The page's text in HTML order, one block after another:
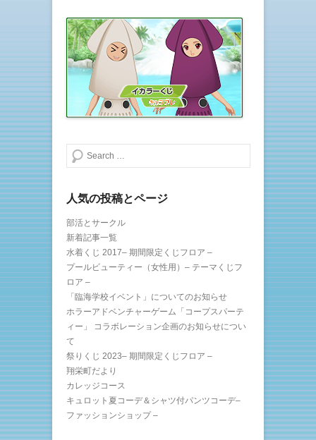
ン
ド
ウ
で
開
き
ま
す
だ
さ
い
(
新
し
ィ
ン
ド
ウ
で
ま
検索する
人気の投稿とページ
部活とサークル
新着記事一覧
水着くじ 2017– 期間限定くじフロア –
プールビューティー（女性用）– テーマくじフ
ロア –
「臨海学校イベント」についてのお知らせ
ホラーアドベンチャーゲーム「コープスパーテ
ィー」 コラボレーション企画のお知らせについ
て
祭りくじ 2023– 期間限定くじフロア –
翔栄町だより
カレッジコース
キュロット夏コーデ＆シャツ付パンツコーデ–
ファッションショップ –